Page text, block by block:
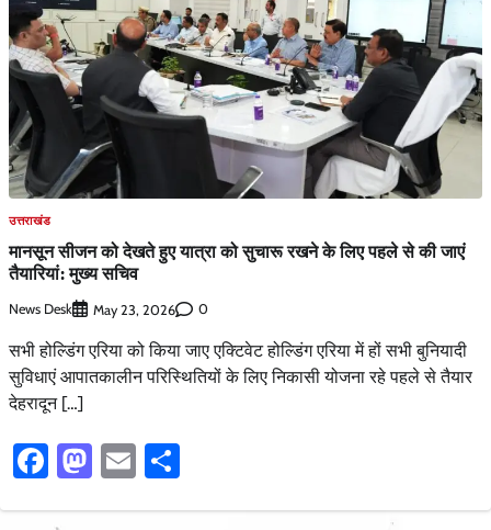
उत्तराखंड
मानसून सीजन को देखते हुए यात्रा को सुचारू रखने के लिए पहले से की जाएं
तैयारियां: मुख्य सचिव
News Desk May 23, 2026 0
सभी होल्डिंग एरिया को किया जाए एक्टिवेट होल्डिंग एरिया में हों सभी बुनियादी
सुविधाएं आपातकालीन परिस्थितियों के लिए निकासी योजना रहे पहले से तैयार
देहरादून […]
Facebook
Mastodon
Email